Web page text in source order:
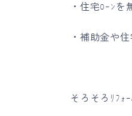
・住宅ﾛｰﾝを
・補助金や
そろそろﾘﾌｫ